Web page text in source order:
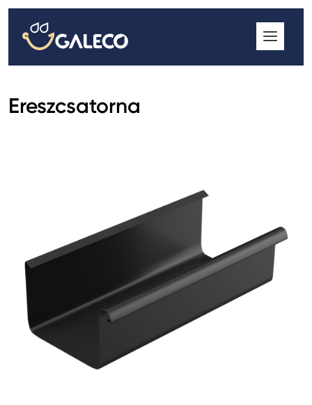
Ereszcsatorna
ROOFGUTTER CLASSIC
GALECO GRIN MOD
GALECO STAL ERESZCSATORNA RENDSZER
ERESZCSATORNA RENDSZER
GALECO REJTETT ERESZCSATORNA RENDSZER
QSTALYO ERESZCSATORNA RENDSZER
GALECO LEMEZTERMÉKEK ÉS TETŐKIEGÉSZÍTŐK
CLAMPINE SZERELŐ PLATFORMOK